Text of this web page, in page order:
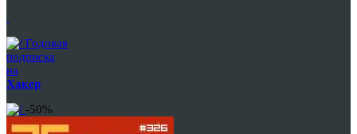
Годовая
подписка
на
Хакер
-50%